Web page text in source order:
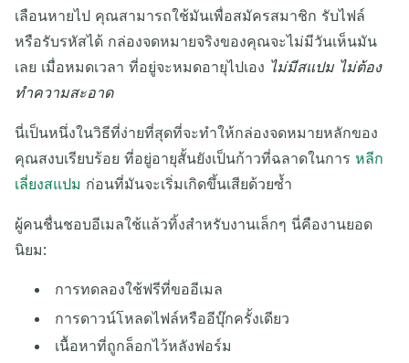
คัดลอก QR
เปลี่ยนอีเมล รีเฟรช
เลือนหายไป คุณสามารถใช้มันเพื่อสมัครสมาชิก รับไฟล์
หรือรับรหัสได้ กล่องจดหมายจริงของคุณจะไม่มีวันเห็นมัน
เลย เมื่อหมดเวลา ที่อยู่จะหมดอายุไปเอง ไม่มีสแปม ไม่ต้อง
ทำความสะอาด
นี่เป็นหนึ่งในวิธีที่ง่ายที่สุดที่จะทำให้กล่องจดหมายหลักของ
คุณสงบเรียบร้อย ที่อยู่อายุสั้นยังเป็นก้าวที่ฉลาดในการ หลีก
เลี่ยงสแปม ก่อนที่มันจะเริ่มเกิดขึ้นเสียด้วยซ้ำ
ผู้คนชื่นชอบอีเมลใช้แล้วทิ้งสำหรับงานเล็กๆ นี่คืองานยอด
นิยม:
การทดลองใช้ฟรีที่ขออีเมล
การดาวน์โหลดไฟล์หรืออีบุ๊กครั้งเดียว
เนื้อหาที่ถูกล็อกไว้หลังฟอร์ม